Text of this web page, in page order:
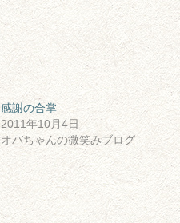
感謝の合掌
2011年10月4日
オバちゃんの微笑みブログ